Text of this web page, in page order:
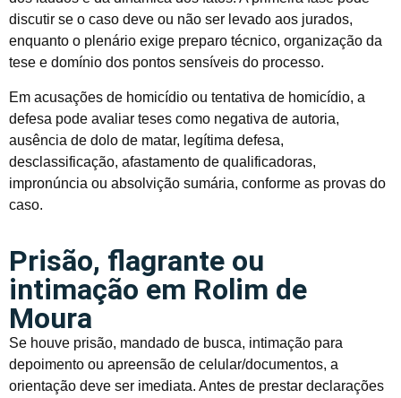
discutir se o caso deve ou não ser levado aos jurados,
enquanto o plenário exige preparo técnico, organização da
tese e domínio dos pontos sensíveis do processo.
Em acusações de homicídio ou tentativa de homicídio, a
defesa pode avaliar teses como negativa de autoria,
ausência de dolo de matar, legítima defesa,
desclassificação, afastamento de qualificadoras,
impronúncia ou absolvição sumária, conforme as provas do
caso.
Prisão, flagrante ou
intimação em Rolim de
Moura
Se houve prisão, mandado de busca, intimação para
depoimento ou apreensão de celular/documentos, a
orientação deve ser imediata. Antes de prestar declarações